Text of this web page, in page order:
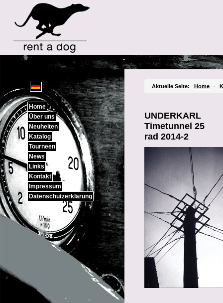
Home
Über uns
Neuheiten
Katalog
Tourneen
News
Links
Kontakt
Impressum
Datenschutzerklärung
Aktuelle Seite: Home •
UNDERKARL
Timetunnel 25
rad 2014-2